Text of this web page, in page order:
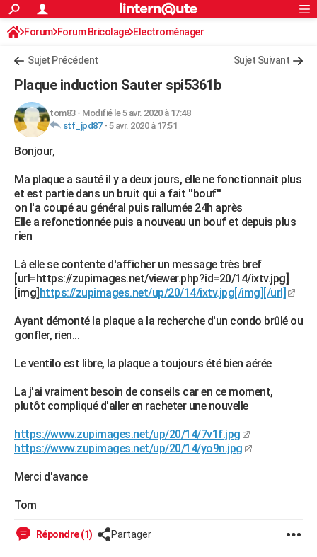
ACTUALITÉS
Politique
Société
Faits Divers
Education
Monde
Villes
+
FINANCE
Retraite
Impôts
Epargne
Immobilier
Risques naturels par ville
Banque
Assurance
Crédit
AUTO
Essais
Réserver un essai
Citadines
Berlines
SUV
Forum auto
+HIGH-TECH
Mobiles
Meilleur smartphone
Internet
Ordinateurs
Jeux vidéo
Guide high-tech
+BRICOLAGE
Forum
Aménagement intérieur
Extérieur
Cuisine
Salle de bains
Jardinage
Rangement
WEEK-END
Art de vivre
Bien-être
Loisirs
Mode
Modes de vie
SANTE
Alimentation
Guide de la santé
Maladies
Médicaments
Sommeil
Destinations
City break
Voyage nature
Voyage de noces
Forum
Climat
+PHOTO
GUIDES D'ACHAT
BONS PLANS
Carte de Noël
Carte Bonne année
Carte Saint-Valentin
Carte Pâques
Carte d'anniversaire
DICTIONNAIRE
Dictionnaire
Biographies
Citations
Expressions
Proverbes
PROGRAMME TV
COPAINS D'AVANT
S'inscrire
Se connecter
Lycées
Collèges
Primaires
Universités
Entreprises
Service militaire
Avis de recherche
AVIS DE DÉCÈS
S'inscrire
Connexion
Forum Forum Bricolage Electroménager
Sujet Précédent Sujet Suivant
Plaque induction Sauter spi5361b
tom83- Modifié le 5 avr. 2020 à 17:48
stf_jpd87- 5 avr. 2020 à 17:51
Bonjour,
Ma plaque a sauté il y a deux jours, elle ne fonctionnait plus
et est partie dans un bruit qui a fait ''bouf''
on l'a coupé au général puis rallumée 24h après
Elle a refonctionnée puis a nouveau un bouf et depuis plus
rien
Là elle se contente d'afficher un message très bref
[url=https://zupimages.net/viewer.php?id=20/14/ixtv.jpg]
[img] https://zupimages.net/up/20/14/ixtv.jpg[/img][/url]
Ayant démonté la plaque a la recherche d'un condo brûlé ou
gonfler, rien...
Le ventilo est libre, la plaque a toujours été bien aérée
La j'ai vraiment besoin de conseils car en ce moment,
plutôt compliqué d'aller en racheter une nouvelle
https://www.zupimages.net/up/20/14/7v1f.jpg
https://www.zupimages.net/up/20/14/yo9n.jpg
Merci d'avance
Tom
Répondre (1) Partager